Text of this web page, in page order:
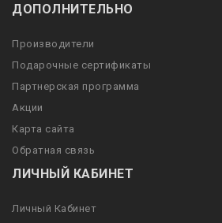
ДОПОЛНИТЕЛЬНО
Производители
Подарочные сертификаты
Партнерская программа
Акции
Карта сайта
Обратная связь
ЛИЧНЫЙ КАБИНЕТ
Личный Кабинет